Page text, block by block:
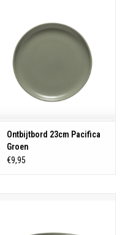
Ontbijtbord 23cm Pacifica
Groen
€9,95